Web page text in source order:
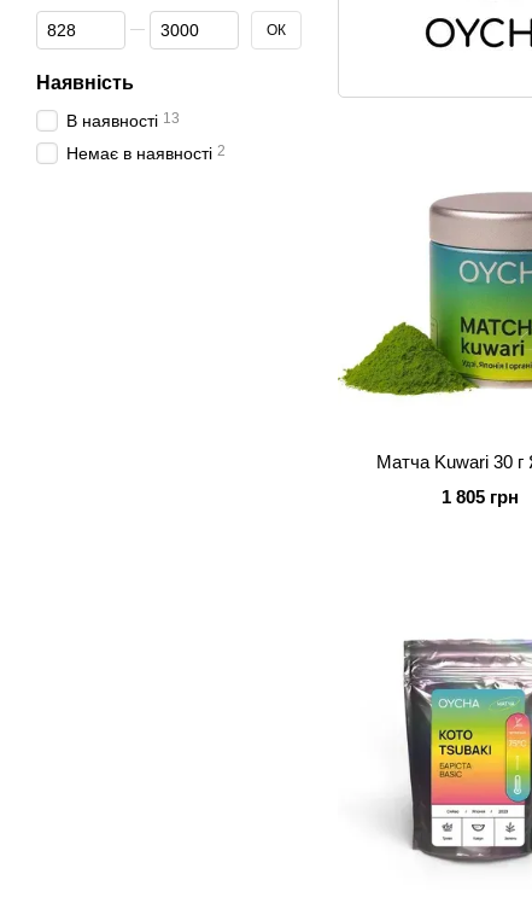
Матча Kuwari 30 г
1 805 грн
Від Ціна, грн
До Ціна, грн ОК
Наявність
В наявності 13
Немає в наявності 2